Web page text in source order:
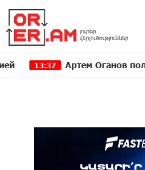
Артем Оганов получил